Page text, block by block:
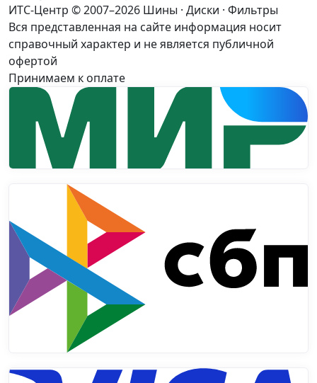
ИТС-Центр © 2007–2026 Шины · Диски · Фильтры
Вся представленная на сайте информация носит
справочный характер и не является публичной
офертой
Принимаем к оплате